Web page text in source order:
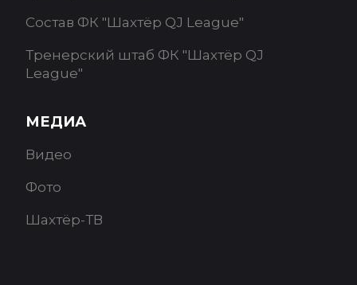
Состав ФК "Шахтёр QJ League"
Тренерский штаб ФК "Шахтёр QJ
League"
МЕДИА
Видео
Фото
Шахтёр-ТВ